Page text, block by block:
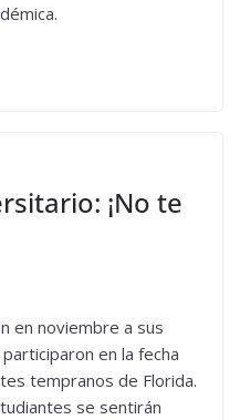
¡No te
en noviembre a sus
en la fecha
tempranos de Florida.
se sentirán